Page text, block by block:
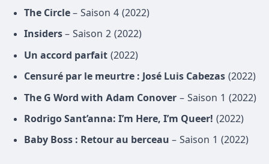
The Circle – Saison 4 (2022)
Insiders – Saison 2 (2022)
Un accord parfait (2022)
Censuré par le meurtre : José Luis Cabezas (2022)
The G Word with Adam Conover – Saison 1 (2022)
Rodrigo Sant’anna: I’m Here, I’m Queer! (2022)
Baby Boss : Retour au berceau – Saison 1 (2022)